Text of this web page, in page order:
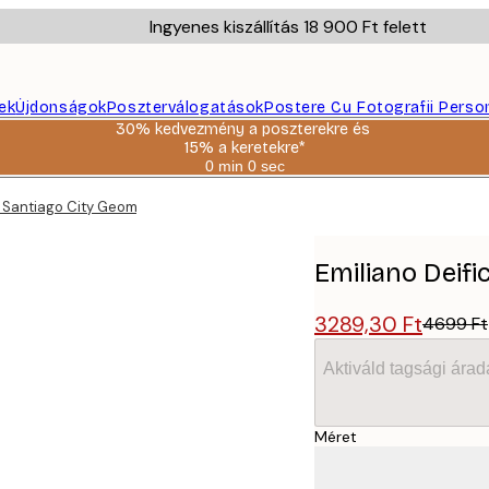
Ingyenes kiszállítás 18 900 Ft felett
ÚjdonságokPoszterválogatásokPostere Cu Fotografii
30% kedvezmény a poszterekre és
15% a keretekre*
0 min 0 sec
Érvényes:
City Geometry Poster
Emiliano
3289,30 Ft4699 Ft
Aktiváld tagsági
Méret